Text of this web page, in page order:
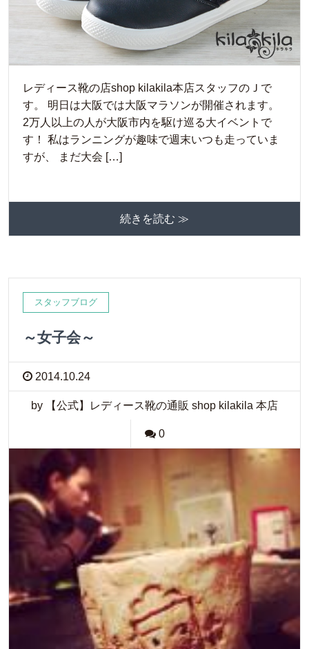
レディース靴の店shop kilakila本店スタッフのＪで
す。 明日は大阪では大阪マラソンが開催されます。
2万人以上の人が大阪市内を駆け巡る大イベントで
す！ 私はランニングが趣味で週末いつも走っていま
すが、 まだ大会 […]
続きを読む ≫
スタッフブログ
～女子会～
2014.10.24
by 【公式】レディース靴の通販 shop kilakila 本店
0